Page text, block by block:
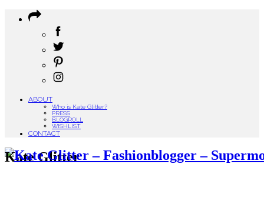
ABOUT
Who is Kate Glitter?
PRESS
BLOGROLL
WISHLIST
CONTACT
Kate Glitter